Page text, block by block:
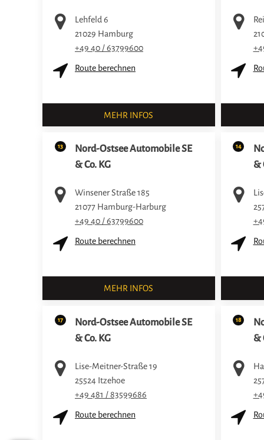
Lehfeld 6
21029 Hamburg
+49 40 / 63799600
Route berechnen
MEHR INFOS
13
Nord-Ostsee Automobile SE
& Co. KG
Winsener Straße 185
21077 Hamburg-Harburg
+49 40 / 63799600
Route berechnen
MEHR INFOS
14
&
17
Nord-Ostsee Automobile SE
& Co. KG
Lise-Meitner-Straße 19
25524 Itzehoe
+49 481 / 83599686
Route berechnen
18
&